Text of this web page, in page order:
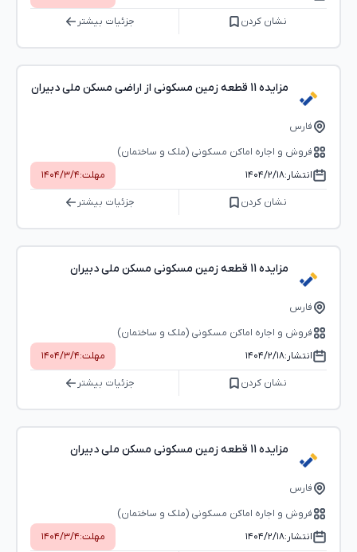
نشان کردن جزئیات بیشتر
مزایده 11 قطعه زمین مسکونی از اراضی مسکن ملی دبیران
فارس
فروش و اجاره اماکن مسکونی (ملک و ساختمان)
انتشار:۱۴۰۴/۲/۱۸ مهلت:۱۴۰۴/۳/۴
نشان کردن جزئیات بیشتر
مزایده 11 قطعه زمین مسکونی مسکن ملی دبیران
فارس
فروش و اجاره اماکن مسکونی (ملک و ساختمان)
انتشار:۱۴۰۴/۲/۱۸ مهلت:۱۴۰۴/۳/۴
نشان کردن جزئیات بیشتر
مزایده 11 قطعه زمین مسکونی مسکن ملی دبیران
فارس
فروش و اجاره اماکن مسکونی (ملک و ساختمان)
انتشار:۱۴۰۴/۲/۱۸ مهلت:۱۴۰۴/۳/۴